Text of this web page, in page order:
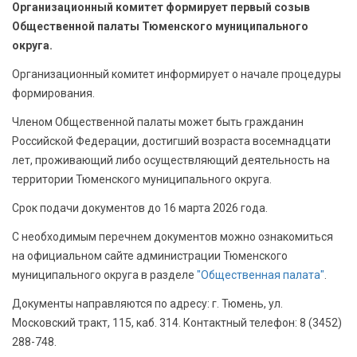
Организационный комитет формирует первый созыв
Общественной палаты Тюменского муниципального
округа.
Организационный комитет информирует о начале процедуры
формирования.
Членом Общественной палаты может быть гражданин
Российской Федерации, достигший возраста восемнадцати
лет, проживающий либо осуществляющий деятельность на
территории Тюменского муниципального округа.
Срок подачи документов до 16 марта 2026 года.
С необходимым перечнем документов можно ознакомиться
на официальном сайте администрации Тюменского
муниципального округа в разделе "Общественная палата"
Документы направляются по адресу: г. Тюмень, ул.
Московский тракт, 115, каб. 314. Контактный телефон: 8 (3452)
288-748.